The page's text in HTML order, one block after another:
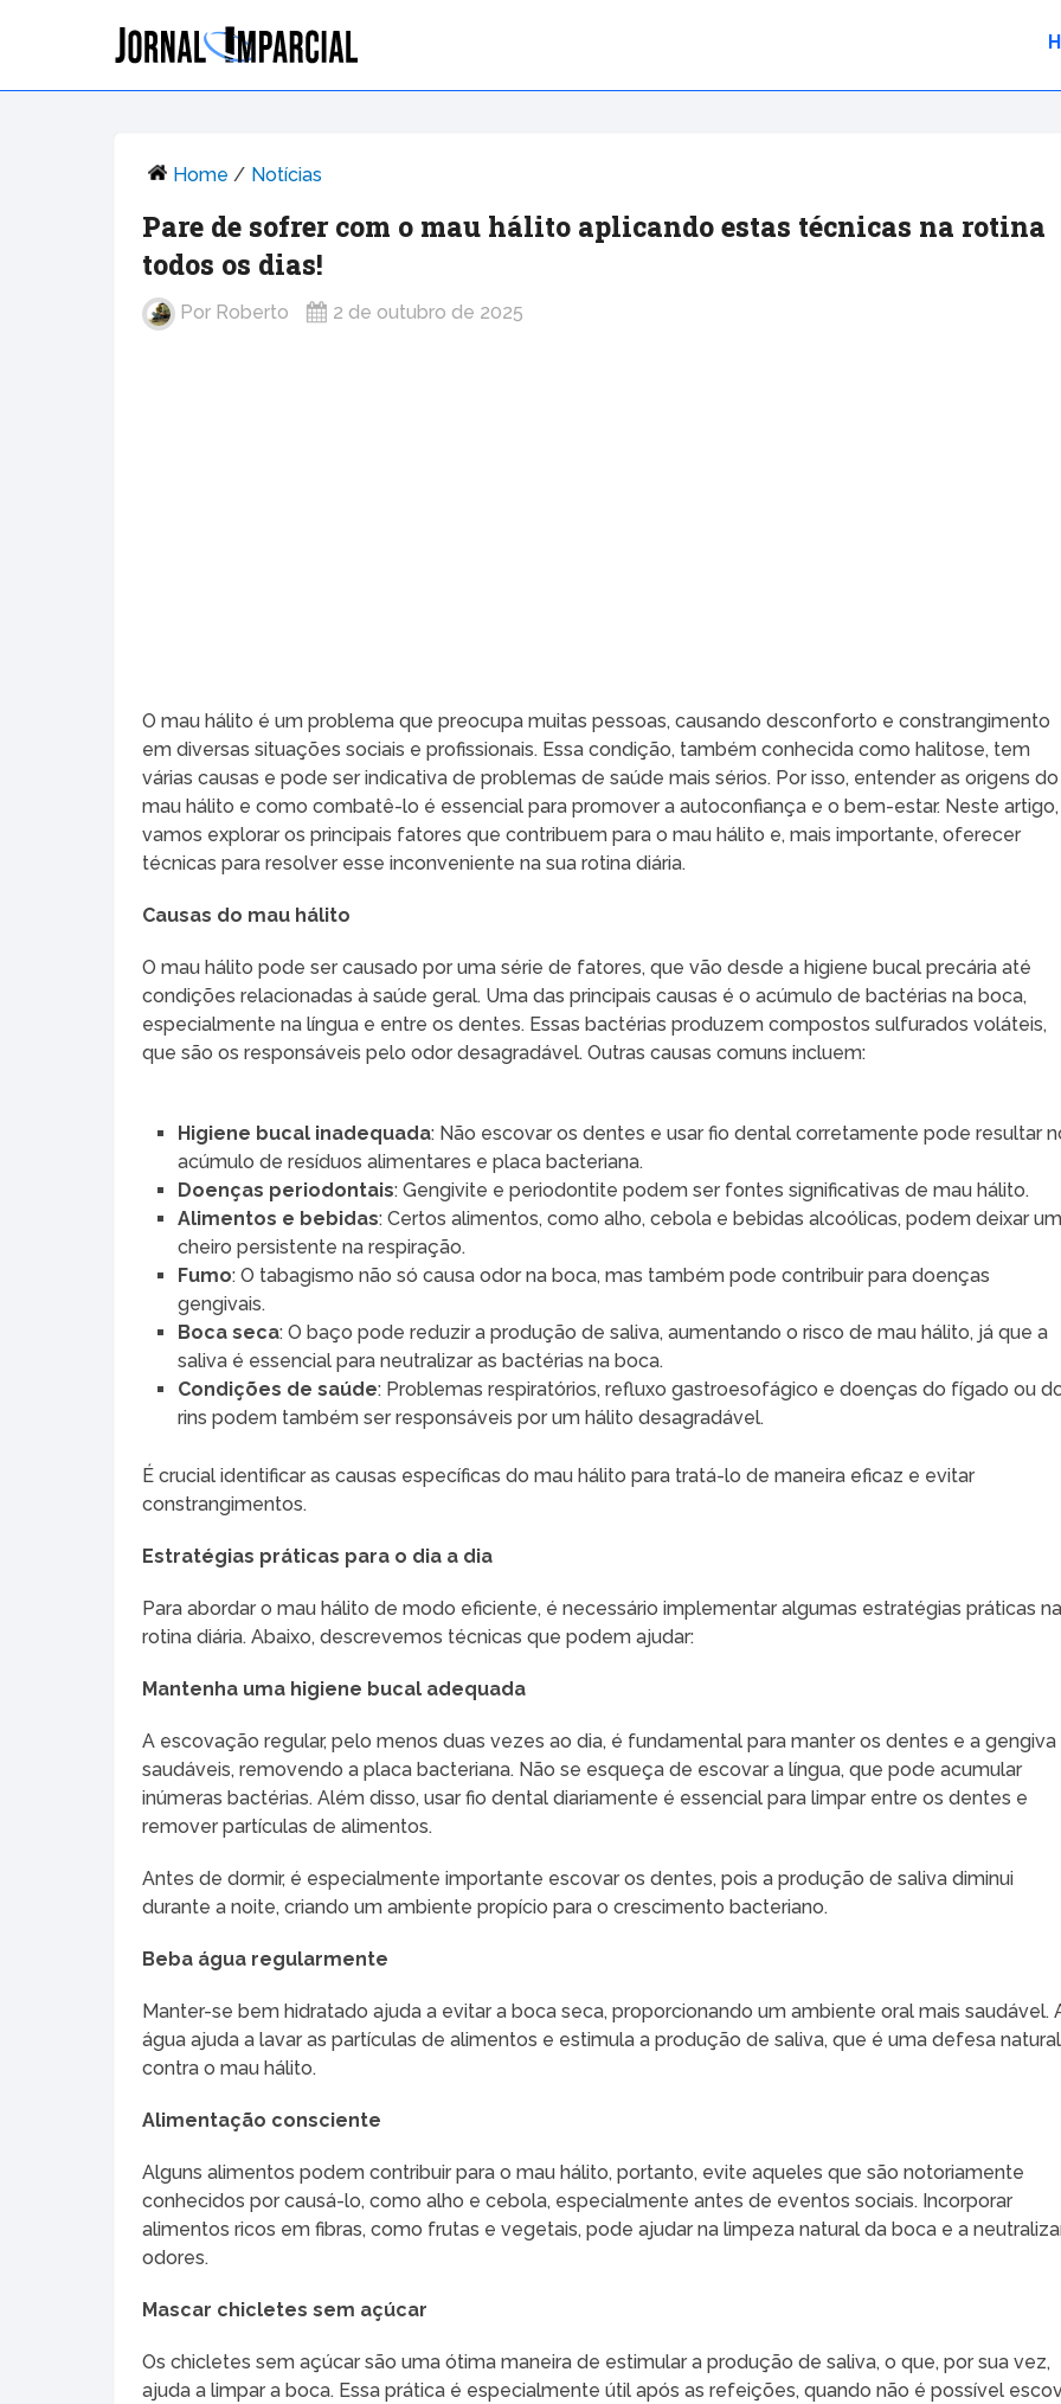
Home / Notícias
Pare de sofrer com o mau hálito aplicando estas técnicas na rotina
todos os dias!
Por Roberto 2 de outubro de 2025
O mau hálito é um problema que preocupa muitas pessoas, causando desconforto e constrangimento
em diversas situações sociais e profissionais. Essa condição, também conhecida como halitose, tem
várias causas e pode ser indicativa de problemas de saúde mais sérios. Por isso, entender as origens do
mau hálito e como combatê-lo é essencial para promover a autoconfiança e o bem-estar. Neste artigo,
vamos explorar os principais fatores que contribuem para o mau hálito e, mais importante, oferecer
técnicas para resolver esse inconveniente na sua rotina diária.
Causas do mau hálito
O mau hálito pode ser causado por uma série de fatores, que vão desde a higiene bucal precária até
condições relacionadas à saúde geral. Uma das principais causas é o acúmulo de bactérias na boca,
especialmente na língua e entre os dentes. Essas bactérias produzem compostos sulfurados voláteis,
que são os responsáveis pelo odor desagradável. Outras causas comuns incluem:
Higiene bucal inadequada: Não escovar os dentes e usar fio dental corretamente pode resultar
acúmulo de resíduos alimentares e placa bacteriana.
Doenças periodontais: Gengivite e periodontite podem ser fontes significativas de mau hálito.
Alimentos e bebidas: Certos alimentos, como alho, cebola e bebidas alcoólicas, podem deixar
cheiro persistente na respiração.
Fumo: O tabagismo não só causa odor na boca, mas também pode contribuir para doenças
gengivais.
Boca seca: O baço pode reduzir a produção de saliva, aumentando o risco de mau hálito, já que a
saliva é essencial para neutralizar as bactérias na boca.
Condições de saúde: Problemas respiratórios, refluxo gastroesofágico e doenças do fígado ou
rins podem também ser responsáveis por um hálito desagradável.
É crucial identificar as causas específicas do mau hálito para tratá-lo de maneira eficaz e evitar
constrangimentos.
Estratégias práticas para o dia a dia
Para abordar o mau hálito de modo eficiente, é necessário implementar algumas estratégias práticas
rotina diária. Abaixo, descrevemos técnicas que podem ajudar:
Mantenha uma higiene bucal adequada
A escovação regular, pelo menos duas vezes ao dia, é fundamental para manter os dentes e a gengiva
saudáveis, removendo a placa bacteriana. Não se esqueça de escovar a língua, que pode acumular
inúmeras bactérias. Além disso, usar fio dental diariamente é essencial para limpar entre os dentes e
remover partículas de alimentos.
Antes de dormir, é especialmente importante escovar os dentes, pois a produção de saliva diminui
durante a noite, criando um ambiente propício para o crescimento bacteriano.
Beba água regularmente
Manter-se bem hidratado ajuda a evitar a boca seca, proporcionando um ambiente oral mais saudável.
água ajuda a lavar as partículas de alimentos e estimula a produção de saliva, que é uma defesa natural
contra o mau hálito.
Alimentação consciente
Alguns alimentos podem contribuir para o mau hálito, portanto, evite aqueles que são notoriamente
conhecidos por causá-lo, como alho e cebola, especialmente antes de eventos sociais. Incorporar
alimentos ricos em fibras, como frutas e vegetais, pode ajudar na limpeza natural da boca e a
odores.
Mascar chicletes sem açúcar
Os chicletes sem açúcar são uma ótima maneira de estimular a produção de saliva, o que, por sua vez,
ajuda a limpar a boca. Essa prática é especialmente útil após as refeições, quando não é possível